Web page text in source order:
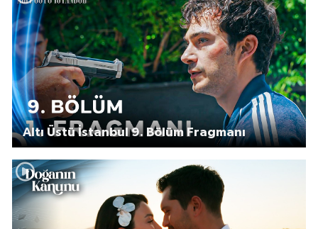
Altı Üstü İstanbul 9. Bölüm Fragmanı